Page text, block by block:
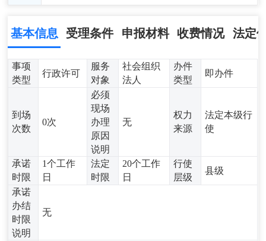
基本信息 受理条件 申报材料 收费情况 法定
事项
类型
行政许可
服务
对象
社会组织
法人
办件
类型
即办件
到场
次数
0次
必须
现场
办理
原因
说明
无
权力
来源
法定本级行
使
承诺
时限
1个工作
日
法定
时限
20个工作
日
行使
层级
县级
承诺
办结
时限
说明
无